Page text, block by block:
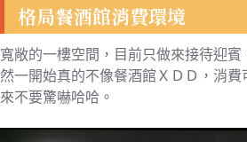
格局餐酒館消費環境
寬敞的一樓空間，目前只做來接待迎賓
然一開始真的不像餐酒館ＸＤＤ，消費
來不要驚嚇哈哈。